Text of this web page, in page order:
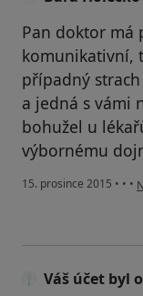
Pan doktor má
komunikativní,
případný
a jedná s vámi
bohužel u
výbornému
15. prosince 2015 • • •
Váš účet byl